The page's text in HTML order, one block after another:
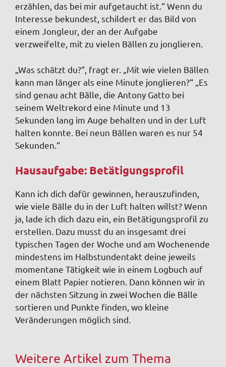
erzählen, das bei mir aufgetaucht ist.“ Wenn du
Interesse bekundest, schildert er das Bild von
einem Jongleur, der an der Aufgabe
verzweifelte, mit zu vielen Bällen zu jonglieren.
„Was schätzt du?“, fragt er. „Mit wie vielen Bällen
kann man länger als eine Minute jonglieren?“ „Es
sind genau acht Bälle, die Antony Gatto bei
seinem Weltrekord eine Minute und 13
Sekunden lang im Auge behalten und in der Luft
halten konnte. Bei neun Bällen waren es nur 54
Sekunden.“
Hausaufgabe: Betätigungsprofil
Kann ich dich dafür gewinnen, herauszufinden,
wie viele Bälle du in der Luft halten willst? Wenn
ja, lade ich dich dazu ein, ein Betätigungsprofil zu
erstellen. Dazu musst du an insgesamt drei
typischen Tagen der Woche und am Wochenende
mindestens im Halbstundentakt deine jeweils
momentane Tätigkeit wie in einem Logbuch auf
einem Blatt Papier notieren. Dann können wir in
der nächsten Sitzung in zwei Wochen die Bälle
sortieren und Punkte finden, wo kleine
Veränderungen möglich sind.
Weitere Artikel zum Thema